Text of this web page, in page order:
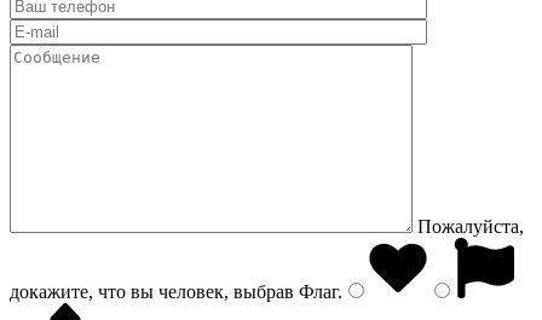
Пожалуйста,
докажите, что вы человек, выбрав Флаг.